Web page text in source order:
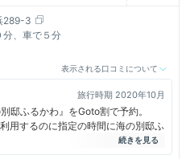
289-3
、車で５分
表示される口コミについて
旅行時期 2020年10月
邸ふるかわ』をGoto割で予約。
用するのに指定の時間に海の別邸ふ